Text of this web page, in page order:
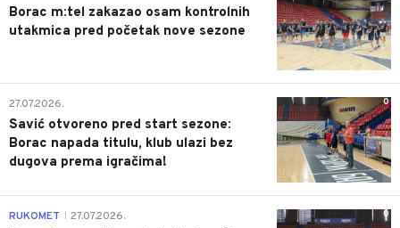
Borac m:tel zakazao osam kontrolnih
utakmica pred početak nove sezone
0
27.07.2026.
Savić otvoreno pred start sezone:
Borac napada titulu, klub ulazi bez
dugova prema igračima!
0
RUKOMET 27.07.2026.